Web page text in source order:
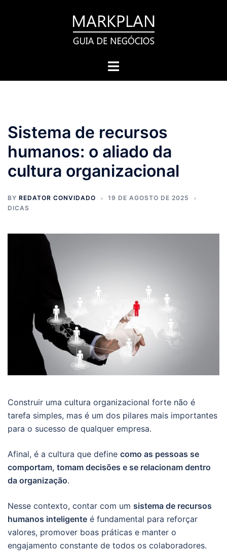
Toggle
Sistema de recursos
humanos: o aliado da
cultura organizacional
BY REDATOR CONVIDADO
19 DE AGOSTO DE 2025
DICAS
Construir uma cultura organizacional forte não é
tarefa simples, mas é um dos pilares mais importantes
para o sucesso de qualquer empresa.
Afinal, é a cultura que define como as pessoas se
comportam, tomam decisões e se relacionam dentro
da organização.
Nesse contexto, contar com um sistema de recursos
humanos inteligente é fundamental para reforçar
valores, promover boas práticas e manter o
engajamento constante de todos os colaboradores.